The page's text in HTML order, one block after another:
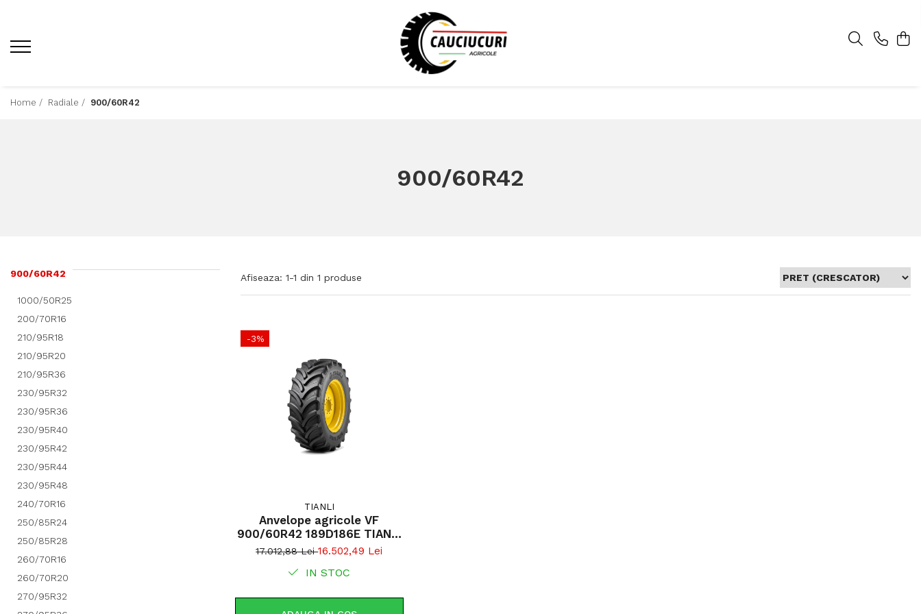
Home / Radiale / 900/60R42
900/60R42
900/60R42
1000/50R25
200/70R16
210/95R18
210/95R20
210/95R36
230/95R32
230/95R36
230/95R40
230/95R42
230/95R44
230/95R48
240/70R16
250/85R24
250/85R28
260/70R16
260/70R20
270/95R32
Afiseaza: 1-1 din 1 produse
-3%
TIANLI
Anvelope agricole VF
900/60R42 189D186E TIANLI
AGRI KING TL
17.012,88 Lei16.502,49 Lei
IN STOC